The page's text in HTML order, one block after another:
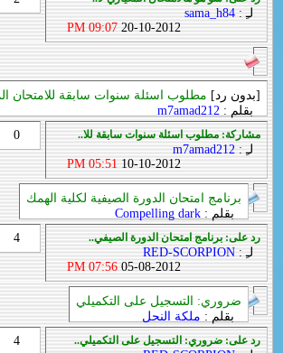
لـِ :sama_h84
20-10-2012
09:07 PM
[بدون رد] مطلوب اسئلة سنوات سابقة للامتحان
بقلم :m7amad212
مشاركة: مطلوب اسئلة سنوات سابقة للا..
لـِ :m7amad212
10-10-2012
05:51 PM
0
برنامج امتحان الدورة الصيفية لكلية الهمك
بقلم :Compelling dark
رد على: برنامج امتحان الدورة الصيفي..
لـِ :RED-SCORPION
05-08-2012
07:56 PM
4
ضروري: التسجيل على التكميلي
بقلم : ملكة النحل
رد على: ضروري: التسجيل على التكميلي.. 4